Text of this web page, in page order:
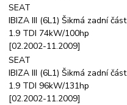
SEAT
IBIZA III (6L1) Šikmá zadní část
1.9 TDI 74kW/100hp
[02.2002-11.2009]
SEAT
IBIZA III (6L1) Šikmá zadní část
1.9 TDI 96kW/131hp
[02.2002-11.2009]